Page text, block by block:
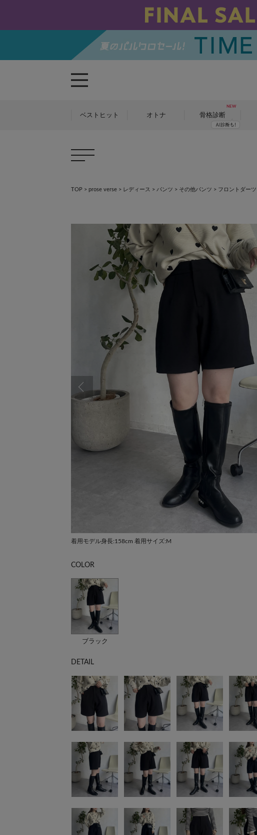
ベストヒット オトナ 骨格診断
TOP > prose verse > レディース > パンツ > その他パンツ > フロントダー
着用モデル身長:158cm 着用サイズ:M
COLOR
ブラック
DETAIL